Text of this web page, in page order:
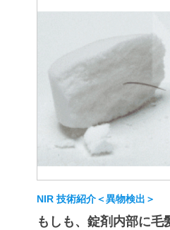
NIR 技術紹介＜異物検出＞
もしも、錠剤内部に毛